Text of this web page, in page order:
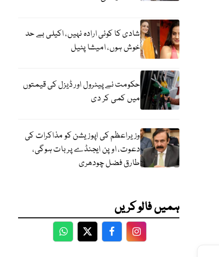
شادی کا کوئی ارادہ نہیں، اکیلی بے حد
خوش ہوں، امیشا پٹیل
حکومت نے پیٹرول اور ڈیزل کی قیمتوں
میں کمی کر دی
وزیراعظم کی اپوزیشن کو مذاکرات کی
دعوت، اوپن ایجنڈے پر بات ہوگی،
طارق فضل چودھری
ہمیں فالو کریں
WhatsApp
TwitterFacebookFacebook